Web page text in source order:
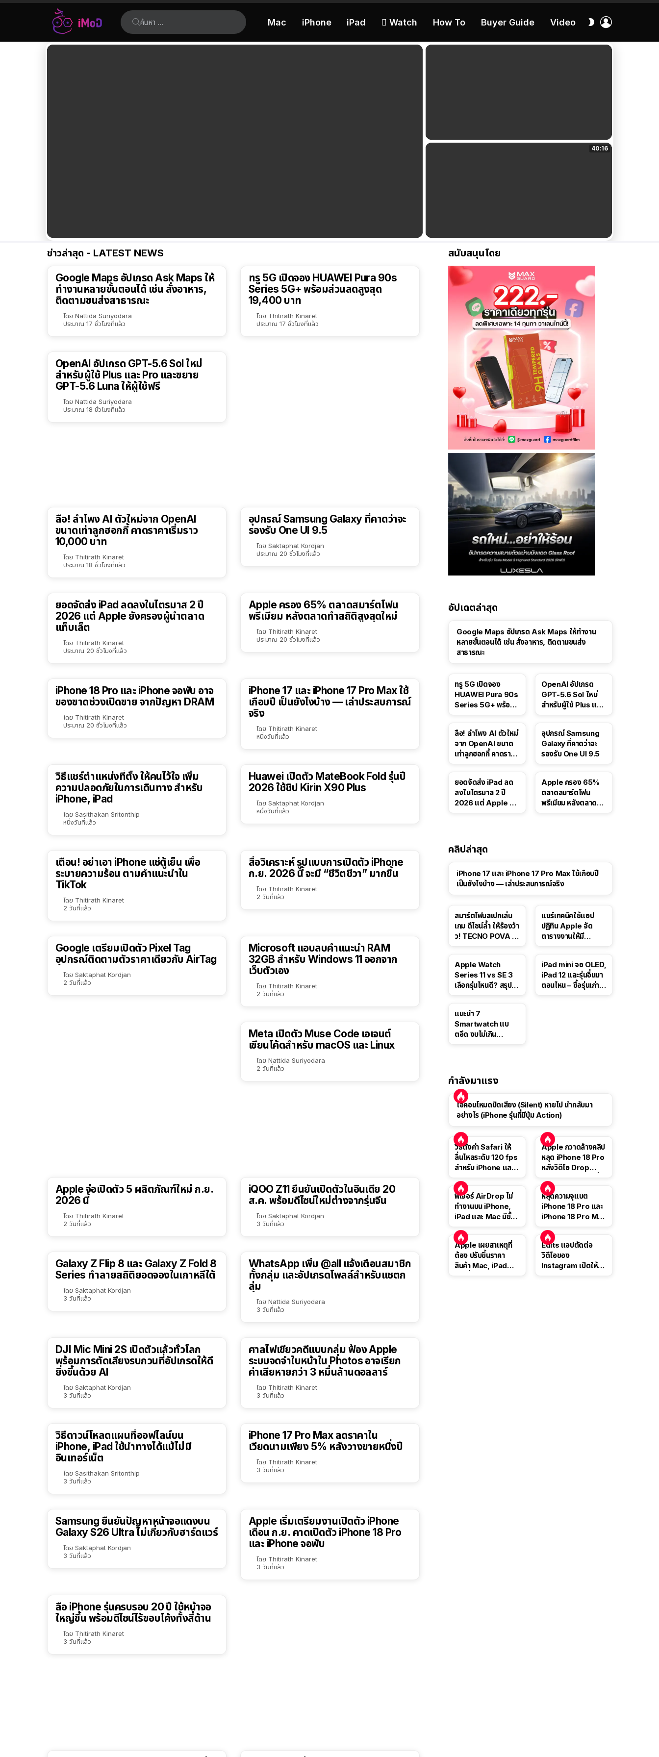
ค้นหา:
Mac iPhone iPad  Watch How To Buyer Guide Video
สลับ
เรื่อง
40:16
ข่าวล่าสุด - LATEST NEWS
Google Maps อัปเกรด Ask Maps ให้
ทำงานหลายขั้นตอนได้ เช่น สั่งอาหาร,
ติดตามขนส่งสาธารณะ
โดย Nattida Suriyodara
ประมาณ 17 ชั่วโมงที่แล้ว
ทรู 5G เปิดจอง HUAWEI Pura 90s
Series 5G+ พร้อมส่วนลดสูงสุด
19,400 บาท
โดย Thitirath Kinaret
ประมาณ 17 ชั่วโมงที่แล้ว
OpenAI อัปเกรด GPT-5.6 Sol ใหม่
สำหรับผู้ใช้ Plus และ Pro และขยาย
GPT-5.6 Luna ให้ผู้ใช้ฟรี
โดย Nattida Suriyodara
ประมาณ 18 ชั่วโมงที่แล้ว
ลือ! ลำโพง AI ตัวใหม่จาก OpenAI
ขนาดเท่าลูกฮอกกี้ คาดราคาเริ่มราว
10,000 บาท
โดย Thitirath Kinaret
ประมาณ 18 ชั่วโมงที่แล้ว
อุปกรณ์ Samsung Galaxy ที่คาดว่าจะ
รองรับ One UI 9.5
โดย Saktaphat Kordjan
ประมาณ 20 ชั่วโมงที่แล้ว
ยอดจัดส่ง iPad ลดลงในไตรมาส 2 ปี
2026 แต่ Apple ยังครองผู้นำตลาด
แท็บเล็ต
โดย Thitirath Kinaret
ประมาณ 20 ชั่วโมงที่แล้ว
Apple ครอง 65% ตลาดสมาร์ตโฟน
พรีเมียม หลังตลาดทำสถิติสูงสุดใหม่
โดย Thitirath Kinaret
ประมาณ 20 ชั่วโมงที่แล้ว
iPhone 18 Pro และ iPhone จอพับ อาจ
ของขาดช่วงเปิดขาย จากปัญหา DRAM
โดย Thitirath Kinaret
ประมาณ 20 ชั่วโมงที่แล้ว
41:47
iPhone 17 และ iPhone 17 Pro Max ใช้
เกือบปี เป็นยังไงบ้าง — เล่าประสบการณ์
จริง
โดย Thitirath Kinaret
หนึ่งวันที่แล้ว
วิธีแชร์ตำแหน่งที่ตั้ง ให้คนไว้ใจ เพิ่ม
ความปลอดภัยในการเดินทาง สำหรับ
iPhone, iPad
โดย Sasithakan Sritonthip
หนึ่งวันที่แล้ว
Huawei เปิดตัว MateBook Fold รุ่นปี
2026 ใช้ชิป Kirin X90 Plus
โดย Saktaphat Kordjan
หนึ่งวันที่แล้ว
เตือน! อย่าเอา iPhone แช่ตู้เย็น เพื่อ
ระบายความร้อน ตามคำแนะนำใน
TikTok
โดย Thitirath Kinaret
2 วันที่แล้ว
สื่อวิเคราะห์ รูปแบบการเปิดตัว iPhone
ก.ย. 2026 นี้ จะมี “ชีวิตชีวา” มากขึ้น
โดย Thitirath Kinaret
2 วันที่แล้ว
Google เตรียมเปิดตัว Pixel Tag
อุปกรณ์ติดตามตัวราคาเดียวกับ AirTag
โดย Saktaphat Kordjan
2 วันที่แล้ว
Microsoft แอบลบคำแนะนำ RAM
32GB สำหรับ Windows 11 ออกจาก
เว็บตัวเอง
โดย Thitirath Kinaret
2 วันที่แล้ว
Meta เปิดตัว Muse Code เอเจนต์
เขียนโค้ดสำหรับ macOS และ Linux
โดย Nattida Suriyodara
2 วันที่แล้ว
Apple จ่อเปิดตัว 5 ผลิตภัณฑ์ใหม่ ก.ย.
2026 นี้
โดย Thitirath Kinaret
2 วันที่แล้ว
iQOO Z11 ยืนยันเปิดตัวในอินเดีย 20
ส.ค. พร้อมดีไซน์ใหม่ต่างจากรุ่นจีน
โดย Saktaphat Kordjan
3 วันที่แล้ว
Galaxy Z Flip 8 และ Galaxy Z Fold 8
Series ทำลายสถิติยอดจองในเกาหลีใต้
โดย Saktaphat Kordjan
3 วันที่แล้ว
WhatsApp เพิ่ม @all แจ้งเตือนสมาชิก
ทั้งกลุ่ม และอัปเกรดโพลล์สำหรับแชตก
ลุ่ม
โดย Nattida Suriyodara
3 วันที่แล้ว
DJI Mic Mini 2S เปิดตัวแล้วทั่วโลก
พร้อมการตัดเสียงรบกวนที่อัปเกรดให้ดี
ยิ่งขึ้นด้วย AI
โดย Saktaphat Kordjan
3 วันที่แล้ว
ศาลไฟเขียวคดีแบบกลุ่ม ฟ้อง Apple
ระบบจดจำใบหน้าใน Photos อาจเรียก
ค่าเสียหายกว่า 3 หมื่นล้านดอลลาร์
โดย Thitirath Kinaret
3 วันที่แล้ว
วิธีดาวน์โหลดแผนที่ออฟไลน์บน
iPhone, iPad ใช้นำทางได้แม้ไม่มี
อินเทอร์เน็ต
โดย Sasithakan Sritonthip
3 วันที่แล้ว
iPhone 17 Pro Max ลดราคาใน
เวียดนามเพียง 5% หลังวางขายหนึ่งปี
โดย Thitirath Kinaret
3 วันที่แล้ว
Samsung ยืนยันปัญหาหน้าจอแดงบน
Galaxy S26 Ultra ไม่เกี่ยวกับฮาร์ดแวร์
โดย Saktaphat Kordjan
3 วันที่แล้ว
Apple เริ่มเตรียมงานเปิดตัว iPhone
เดือน ก.ย. คาดเปิดตัว iPhone 18 Pro
และ iPhone จอพับ
โดย Thitirath Kinaret
3 วันที่แล้ว
ลือ iPhone รุ่นครบรอบ 20 ปี ใช้หน้าจอ
ใหญ่ขึ้น พร้อมดีไซน์ไร้ขอบโค้งทั้งสี่ด้าน
โดย Thitirath Kinaret
3 วันที่แล้ว
สนับสนุนโดย
อัปเดตล่าสุด
Google Maps อัปเกรด Ask Maps ให้ทำงาน
หลายขั้นตอนได้ เช่น สั่งอาหาร, ติดตามขนส่ง
สาธารณะ
ทรู 5G เปิดจอง
HUAWEI Pura 90s
Series 5G+ พร้อม
OpenAI อัปเกรด
GPT-5.6 Sol ใหม่
สำหรับผู้ใช้ Plus และ
ลือ! ลำโพง AI ตัวใหม่
จาก OpenAI ขนาด
เท่าลูกฮอกกี้ คาดราคา
อุปกรณ์ Samsung
Galaxy ที่คาดว่าจะ
รองรับ One UI 9.5
ยอดจัดส่ง iPad ลด
ลงในไตรมาส 2 ปี
2026 แต่ Apple ยัง
Apple ครอง 65%
ตลาดสมาร์ตโฟน
พรีเมียม หลังตลาดทำ
คลิปล่าสุด
41:47
iPhone 17 และ iPhone 17 Pro Max ใช้เกือบปี
เป็นยังไงบ้าง — เล่าประสบการณ์จริง
29:34
สมาร์ตโฟนสเปกเล่น
เกม ดีไซน์ล้ำ ให้ร้องว้า
ว! TECNO POVA 8
18:35
แชร์เทคนิคใช้แอป
ปฏิทิน Apple จัด
ตารางงานให้มี
Apple Watch
Series 11 vs SE 3
เลือกรุ่นไหนดี? สรุป
iPad mini จอ OLED,
iPad 12 และรุ่นอื่นมา
ตอนไหน – ซื้อรุ่นเก่า
แนะนำ 7
Smartwatch แบ
ตอึด งบไม่เกิน
กำลังมาแรง
ไอคอนโหมดปิดเสียง (Silent) หายไป นำกลับมา
อย่างไร (iPhone รุ่นที่มีปุ่ม Action)
วิธีตั้งค่า Safari ให้
ลื่นไหลระดับ 120 fps
สำหรับ iPhone และ
Apple กวาดล้างคลิป
หลุด iPhone 18 Pro
หลังวิดีโอ Drop
โซเชียล
ฟีเจอร์ AirDrop ไม่
ทำงานบน iPhone,
iPad และ Mac มีขั้น
หลุดความจุแบต
iPhone 18 Pro และ
iPhone 18 Pro Max
ในจีน
Apple เผยสาเหตุที่
ต้อง ปรับขึ้นราคา
สินค้า Mac, iPad
Edits แอปตัดต่อ
วิดีโอของ
Instagram เปิดให้